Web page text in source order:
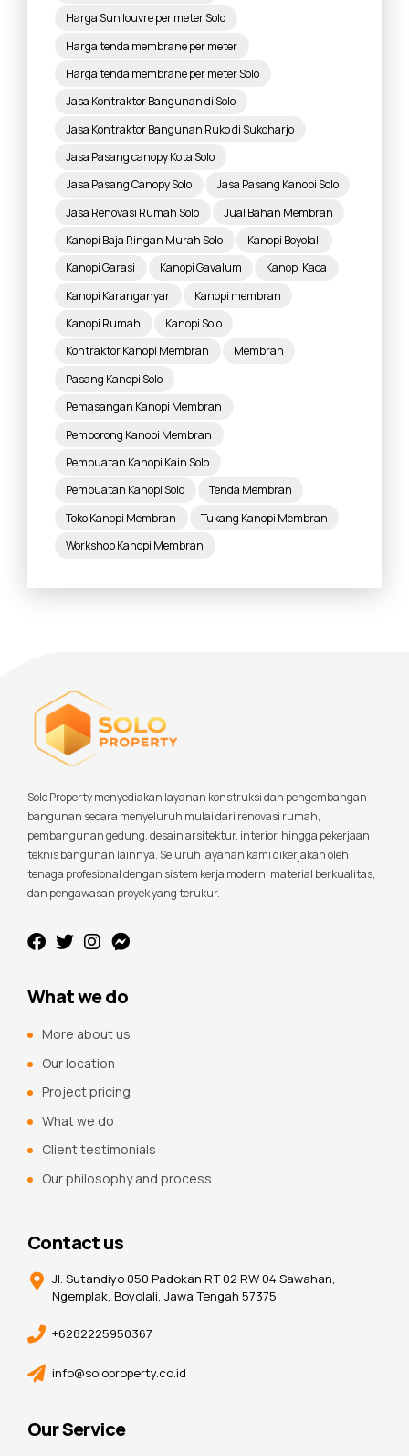
Harga Sun louvre per meter Solo
Harga tenda membrane per meter
Harga tenda membrane per meter Solo
Jasa Kontraktor Bangunan di Solo
Jasa Kontraktor Bangunan Ruko di Sukoharjo
Jasa Pasang canopy Kota Solo
Jasa Pasang Canopy Solo
Jasa Pasang Kanopi Solo
Jasa Renovasi Rumah Solo
Jual Bahan Membran
Kanopi Baja Ringan Murah Solo
Kanopi Boyolali
Kanopi Garasi
Kanopi Gavalum
Kanopi Kaca
Kanopi Karanganyar
Kanopi membran
Kanopi Rumah
Kanopi Solo
Kontraktor Kanopi Membran
Membran
Pasang Kanopi Solo
Pemasangan Kanopi Membran
Pemborong Kanopi Membran
Pembuatan Kanopi Kain Solo
Pembuatan Kanopi Solo
Tenda Membran
Toko Kanopi Membran
Tukang Kanopi Membran
Workshop Kanopi Membran
Solo Property menyediakan layanan konstruksi dan pengembangan
bangunan secara menyeluruh mulai dari renovasi rumah,
pembangunan gedung, desain arsitektur, interior, hingga pekerjaan
teknis bangunan lainnya. Seluruh layanan kami dikerjakan oleh
tenaga profesional dengan sistem kerja modern, material berkualitas,
dan pengawasan proyek yang terukur.
What we do
More about us
Our location
Project pricing
What we do
Client testimonials
Our philosophy and process
Contact us
Jl. Sutandiyo 050 Padokan RT 02 RW 04 Sawahan,
Ngemplak, Boyolali, Jawa Tengah 57375
+6282225950367
info@soloproperty.co.id
Our Service